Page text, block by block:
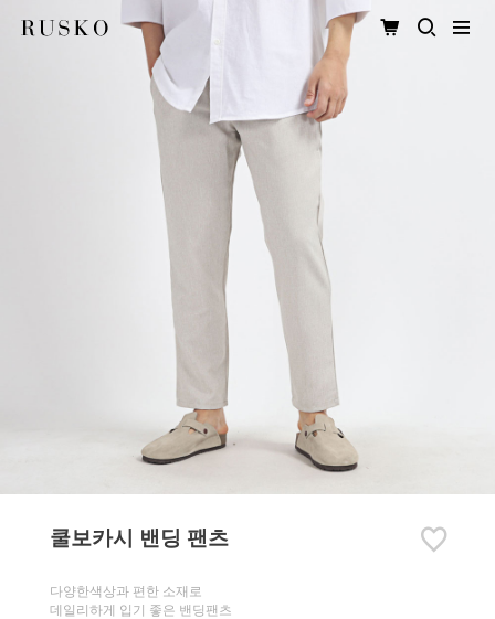
쿨보카시 밴딩 팬츠
다양한색상과 편한 소재로
데일리하게 입기 좋은 밴딩팬츠